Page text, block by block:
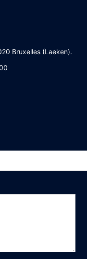
Bruxelles (Laeken).